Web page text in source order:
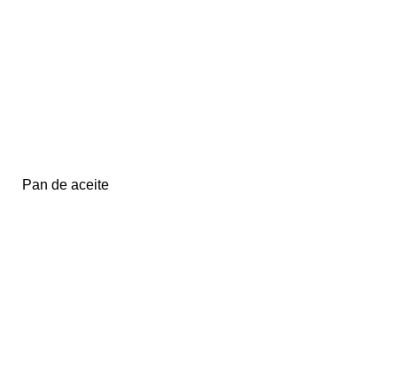
Pan de aceite